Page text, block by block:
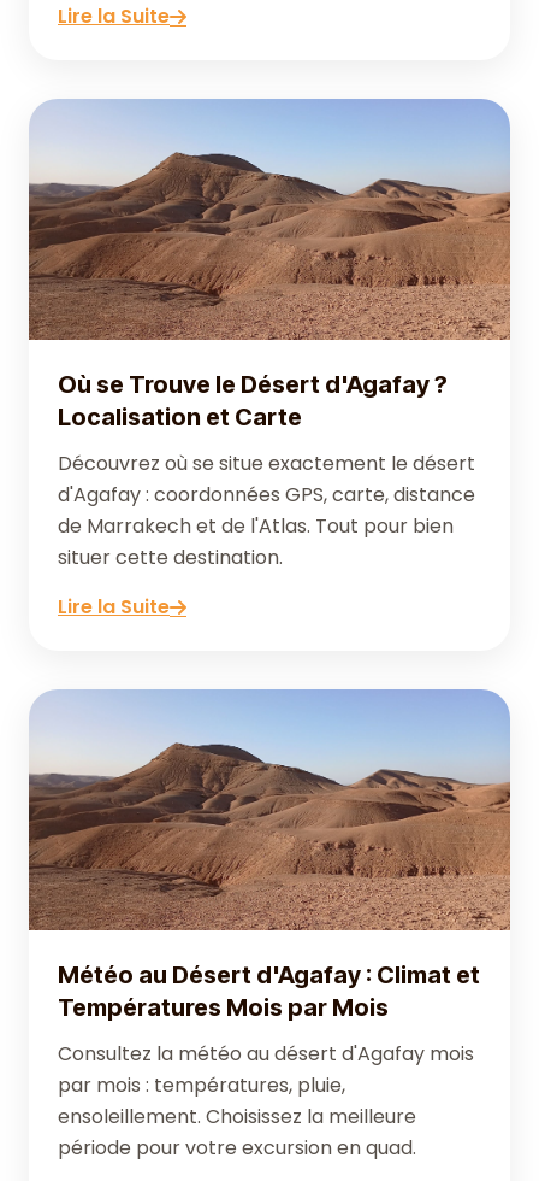
Lire la Suite
Où se Trouve le Désert d'Agafay ?
Localisation et Carte
Découvrez où se situe exactement le désert
d'Agafay : coordonnées GPS, carte, distance
de Marrakech et de l'Atlas. Tout pour bien
situer cette destination.
Lire la Suite
Météo au Désert d'Agafay : Climat et
Températures Mois par Mois
Consultez la météo au désert d'Agafay mois
par mois : températures, pluie,
ensoleillement. Choisissez la meilleure
période pour votre excursion en quad.